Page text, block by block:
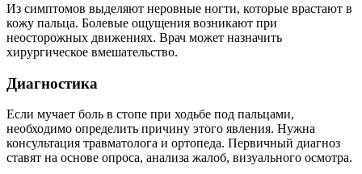
Из симптомов выделяют неровные ногти, которые врастают в
кожу пальца. Болевые ощущения возникают при
неосторожных движениях. Врач может назначить
хирургическое вмешательство.
Диагностика
Если мучает боль в стопе при ходьбе под пальцами,
необходимо определить причину этого явления. Нужна
консультация травматолога и ортопеда. Первичный диагноз
ставят на основе опроса, анализа жалоб, визуального осмотра.